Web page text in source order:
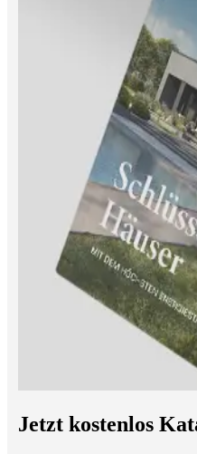
Jetzt kostenlos